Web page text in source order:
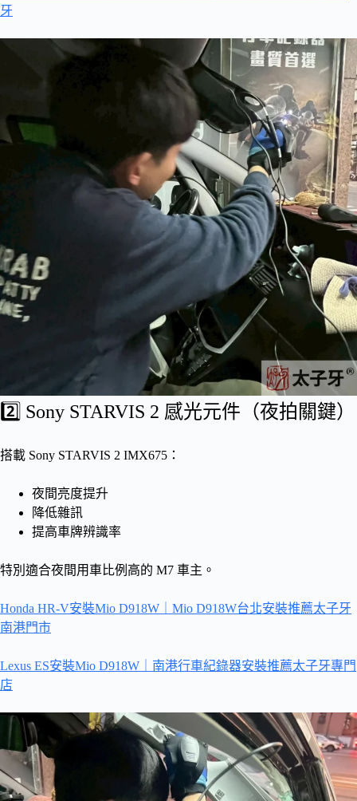
牙
2️⃣ Sony STARVIS 2 感光元件（夜拍關鍵）
搭載 Sony STARVIS 2 IMX675：
夜間亮度提升
降低雜訊
提高車牌辨識率
特別適合夜間用車比例高的 M7 車主。
Honda HR-V安裝Mio D918W｜Mio D918W台北安裝推薦太子牙
南港門市
Lexus ES安裝Mio D918W｜南港行車紀錄器安裝推薦太子牙專門
店